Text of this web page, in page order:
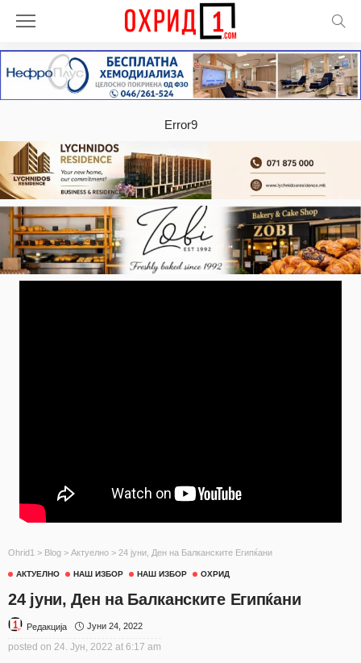
Error9
Ohrid1 > Blog > Актуелно > 24 јуни, Ден на Балканските Египќани
АКТУЕЛНО НАШ ИЗБОР НАШ ИЗБОР ОХРИД
24 јуни, Ден на Балканските Египќани
Редакција Јуни 24, 2022
posted on 24. Јун, 2022 at 6:17 am